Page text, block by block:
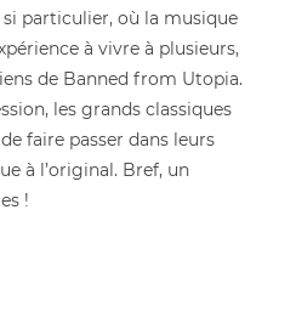
particulier, où la musique
à vivre à plusieurs,
de Banned from Utopia.
les grands classiques
faire passer dans leurs
à l’original. Bref, un
!